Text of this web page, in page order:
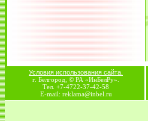
Условия использования сайта.
г. Белгород, © РА «ИнБелРу».
Тел. +7-4722-37-42-58
E-mail: reklama@inbel.ru